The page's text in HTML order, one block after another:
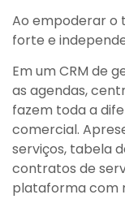
Ao empoderar o
forte e
Em um CRM de
as agendas,
fazem toda a
comercial.
serviços, tabela
contratos de
plataforma com